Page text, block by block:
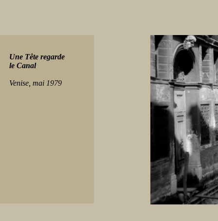
Une Tête regarde
le Canal
Venise, mai 1979